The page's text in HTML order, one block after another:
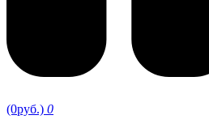
(0руб.) 0